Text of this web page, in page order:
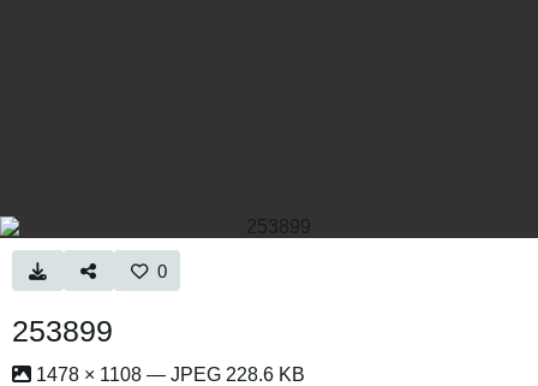
0
253899
1478 × 1108 — JPEG 228.6 KB